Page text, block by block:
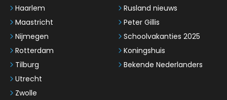
Haarlem
Maastricht
Nijmegen
Rotterdam
Tilburg
Utrecht
Zwolle
Rusland nieuws
Peter Gillis
Schoolvakanties 2025
Koningshuis
Bekende Nederlanders